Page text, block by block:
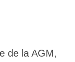
de la AGM,